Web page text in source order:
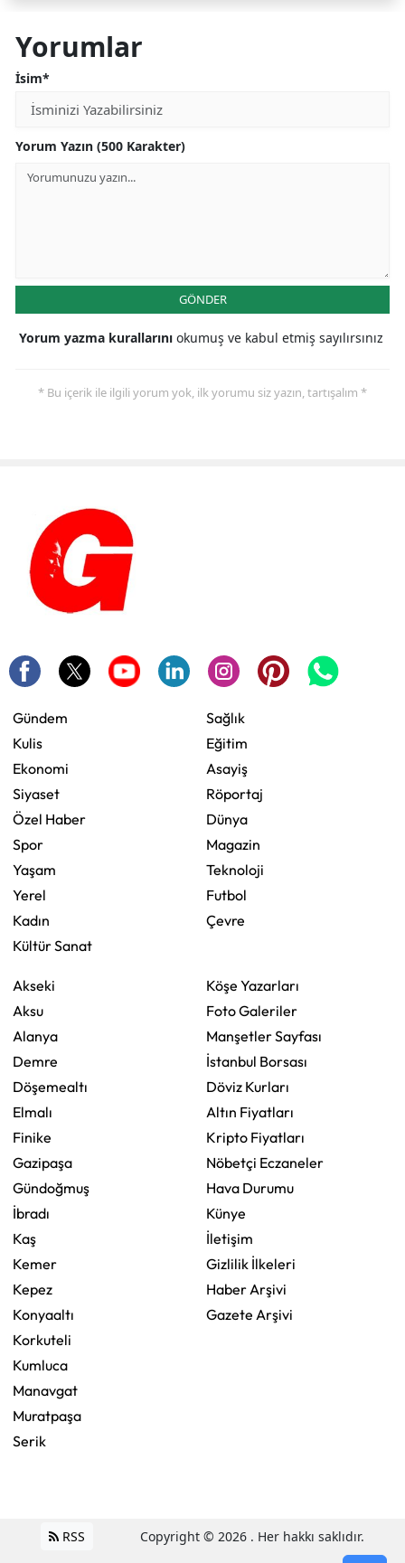
Yorumlar
İsim*
Yorum Yazın (500 Karakter)
GÖNDER
Yorum yazma kurallarını okumuş ve kabul etmiş sayılırsınız
* Bu içerik ile ilgili yorum yok, ilk yorumu siz yazın, tartışalım *
Gündem
Kulis
Ekonomi
Siyaset
Özel Haber
Spor
Yaşam
Yerel
Kadın
Kültür Sanat
Sağlık
Eğitim
Asayiş
Röportaj
Dünya
Magazin
Teknoloji
Futbol
Çevre
Akseki
Aksu
Alanya
Demre
Döşemealtı
Elmalı
Finike
Gazipaşa
Gündoğmuş
İbradı
Kaş
Kemer
Kepez
Konyaaltı
Korkuteli
Kumluca
Manavgat
Muratpaşa
Serik
Köşe Yazarları
Foto Galeriler
Manşetler Sayfası
İstanbul Borsası
Döviz Kurları
Altın Fiyatları
Kripto Fiyatları
Nöbetçi Eczaneler
Hava Durumu
Künye
İletişim
Gizlilik İlkeleri
Haber Arşivi
Gazete Arşivi
RSS Copyright © 2026 . Her hakkı saklıdır.